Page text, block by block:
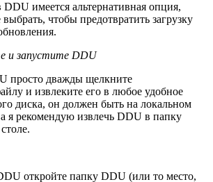
имеется альтернативная опция,
чтобы предотвратить загрузку
и запустите DDU
просто дважды щелкните
и извлеките его в любое удобное
диска, он должен быть на локальном
я рекомендую извлечь DDU в папку
откройте папку DDU (или то место,